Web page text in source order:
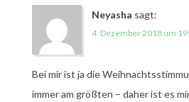
Neyasha sagt:
4. Dezember 2018 um
Bei mir ist ja die
immer am größten – daher ist es